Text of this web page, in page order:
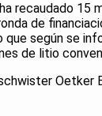
recaudado 15
de
según se
de litio
Oetker